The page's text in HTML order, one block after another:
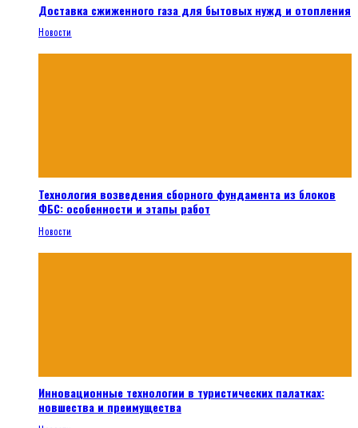
Доставка сжиженного газа для бытовых нужд и отопления
Новости
Технология возведения сборного фундамента из блоков
ФБС: особенности и этапы работ
Новости
Инновационные технологии в туристических палатках:
новшества и преимущества